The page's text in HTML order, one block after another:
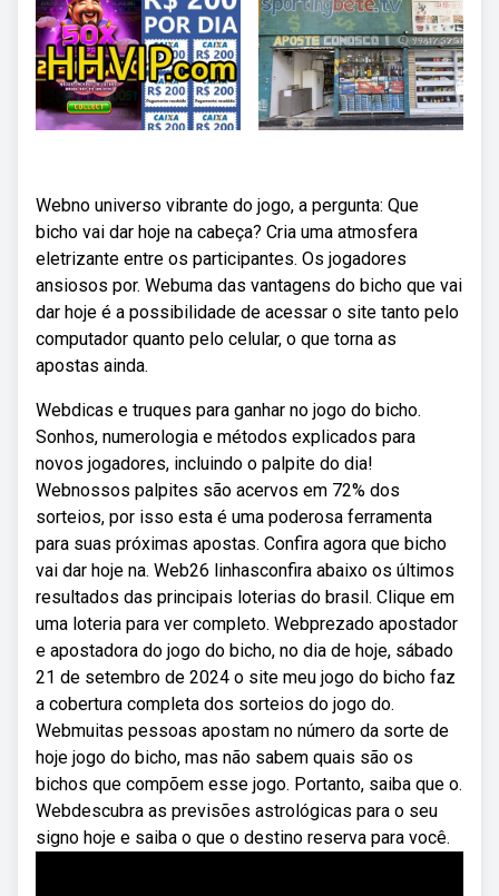
Webno universo vibrante do jogo, a pergunta: Que
bicho vai dar hoje na cabeça? Cria uma atmosfera
eletrizante entre os participantes. Os jogadores
ansiosos por. Webuma das vantagens do bicho que vai
dar hoje é a possibilidade de acessar o site tanto pelo
computador quanto pelo celular, o que torna as
apostas ainda.
Webdicas e truques para ganhar no jogo do bicho.
Sonhos, numerologia e métodos explicados para
novos jogadores, incluindo o palpite do dia!
Webnossos palpites são acervos em 72% dos
sorteios, por isso esta é uma poderosa ferramenta
para suas próximas apostas. Confira agora que bicho
vai dar hoje na. Web26 linhasconfira abaixo os últimos
resultados das principais loterias do brasil. Clique em
uma loteria para ver completo. Webprezado apostador
e apostadora do jogo do bicho, no dia de hoje, sábado
21 de setembro de 2024 o site meu jogo do bicho faz
a cobertura completa dos sorteios do jogo do.
Webmuitas pessoas apostam no número da sorte de
hoje jogo do bicho, mas não sabem quais são os
bichos que compõem esse jogo. Portanto, saiba que o.
Webdescubra as previsões astrológicas para o seu
signo hoje e saiba o que o destino reserva para você.